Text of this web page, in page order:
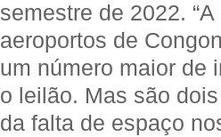
semestre de 2022.
aeroportos de
um número maior de
o leilão. Mas são
da falta de espaço